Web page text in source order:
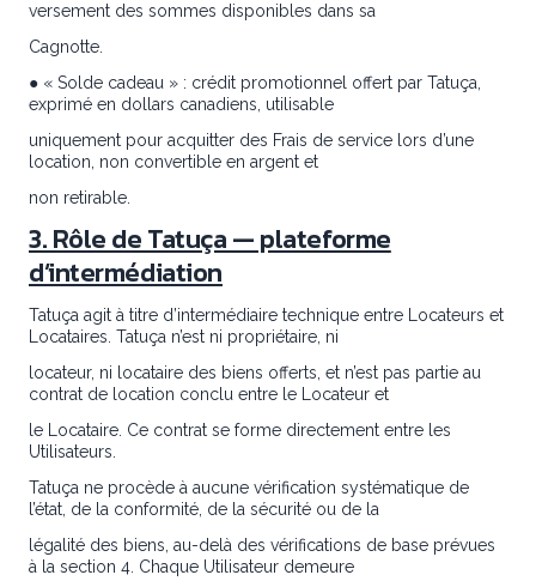
versement des sommes disponibles dans sa
Cagnotte.
● « Solde cadeau » : crédit promotionnel offert par Tatuça,
exprimé en dollars canadiens, utilisable
uniquement pour acquitter des Frais de service lors d’une
location, non convertible en argent et
non retirable.
3. Rôle de Tatuça — plateforme
d’intermédiation
Tatuça agit à titre d’intermédiaire technique entre Locateurs et
Locataires. Tatuça n’est ni propriétaire, ni
locateur, ni locataire des biens offerts, et n’est pas partie au
contrat de location conclu entre le Locateur et
le Locataire. Ce contrat se forme directement entre les
Utilisateurs.
Tatuça ne procède à aucune vérification systématique de
l’état, de la conformité, de la sécurité ou de la
légalité des biens, au-delà des vérifications de base prévues
à la section 4. Chaque Utilisateur demeure